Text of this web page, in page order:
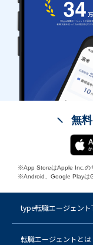
無
※App StoreはApple Inc.の
※Android、Google Playは
type転職エージェント
転職エージェントとは